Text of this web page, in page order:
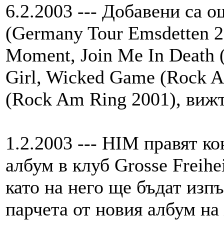
6.2.2003 --- Добавени са
(Germany Tour Emsdetten
Moment, Join Me In Death
Girl, Wicked Game (Rock
(Rock Am Ring 2001),
1.2.2003 --- HIM правят
албум в клуб Grosse
като на него ще бъдат
парчета от новия албум